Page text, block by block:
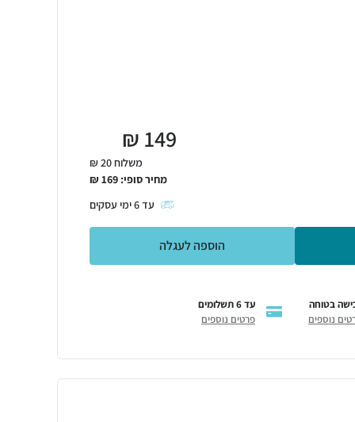
149
₪
משלוח 20 ₪
מחיר סופי: 169
₪
עד6ימי עסקים
הוספה לעגלה
בטוחה
נוספים
עד 6 תשלומים
פרטים נוספים